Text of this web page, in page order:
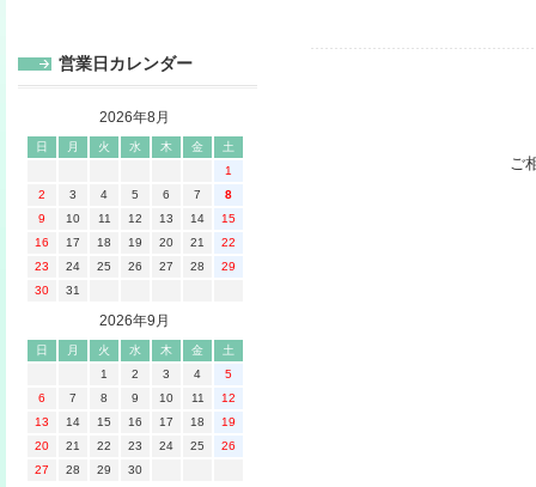
ご
営業日カレンダー
2026年8月
日 月 火 水 木 金
土
1
2
3 4 5 6 7
8
9
10 11 12 13 14
15
16
17 18 19 20 21
22
23
24 25 26 27 28
29
30
31
2026年9月
日 月 火 水 木 金
土
1
2 3 4
5
6
7 8 9 10 11
12
13
14 15 16 17 18
19
20
21 22 23 24 25
26
27
28 29 30